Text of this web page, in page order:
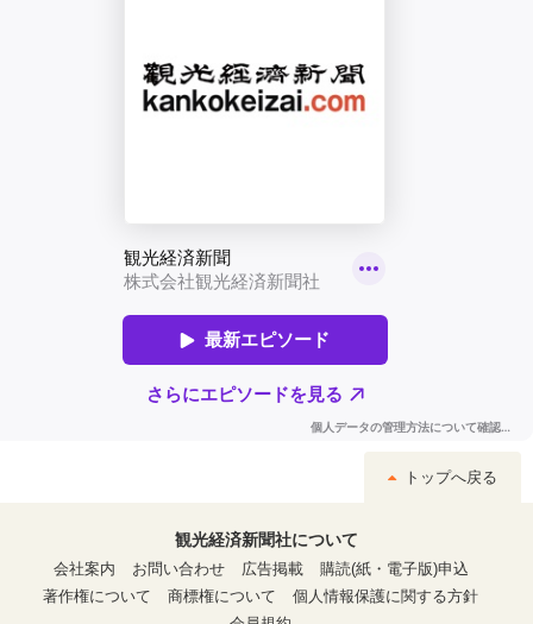
トップへ戻る
観光経済新聞社について
会社案内
お問い合わせ 広告掲載
購読(紙・電子版)申込
著作権について
商標権について
個人情報保護に関する方針